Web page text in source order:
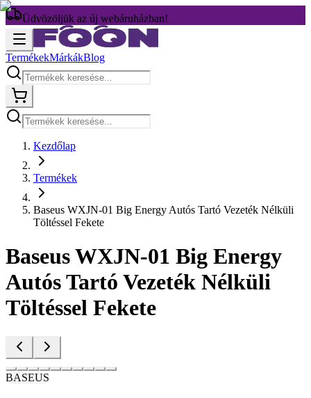
Üdvözöljük az új webáruházban!
TermékekMárkákBlog
Kezdőlap
Termékek
Baseus WXJN-01 Big Energy Autós Tartó Vezeték Nélküli
Töltéssel Fekete
Baseus WXJN-01 Big Energy
Autós Tartó Vezeték Nélküli
Töltéssel Fekete
BASEUS